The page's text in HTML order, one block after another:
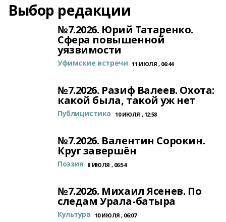
Выбор редакции
№7.2026. Юрий Татаренко.
Сфера повышенной
уязвимости
Уфимские встречи 11 ИЮЛЯ , 06:44
№7.2026. Разиф Валеев. Охота:
какой была, такой уж нет
Публицистика 10 ИЮЛЯ , 12:58
№7.2026. Валентин Сорокин.
Круг завершён
Поэзия 8 ИЮЛЯ , 06:54
№7.2026. Михаил Ясенев. По
следам Урала-батыра
Культура 10 ИЮЛЯ , 06:07